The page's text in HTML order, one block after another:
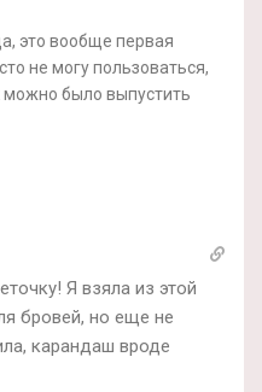
это вообще первая
не могу пользоваться,
можно было выпустить
Я взяла из этой
бровей, но еще не
карандаш вроде